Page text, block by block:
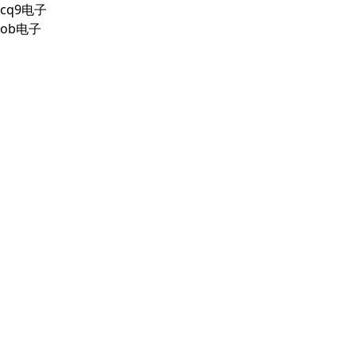
cq9电子
ob电子